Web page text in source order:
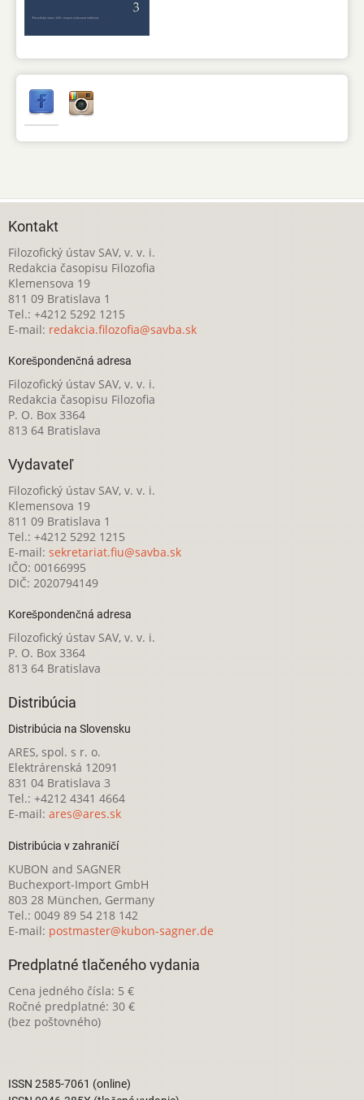
Kontakt
Filozofický ústav SAV, v. v. i.
Redakcia časopisu Filozofia
Klemensova 19
811 09 Bratislava 1
Tel.: +4212 5292 1215
E-mail: redakcia.filozofia@savba.sk
Korešpondenčná adresa
Filozofický ústav SAV, v. v. i.
Redakcia časopisu Filozofia
P. O. Box 3364
813 64 Bratislava
Vydavateľ
Filozofický ústav SAV, v. v. i.
Klemensova 19
811 09 Bratislava 1
Tel.: +4212 5292 1215
E-mail: sekretariat.fiu@savba.sk
IČO: 00166995
DIČ: 2020794149
Korešpondenčná adresa
Filozofický ústav SAV, v. v. i.
P. O. Box 3364
813 64 Bratislava
Distribúcia
Distribúcia na Slovensku
ARES, spol. s r. o.
Elektrárenská 12091
831 04 Bratislava 3
Tel.: +4212 4341 4664
E-mail: ares@ares.sk
Distribúcia v zahraničí
KUBON and SAGNER
Buchexport-Import GmbH
803 28 München, Germany
Tel.: 0049 89 54 218 142
E-mail: postmaster@kubon-sagner.de
Predplatné tlačeného vydania
Cena jedného čísla: 5 €
Ročné predplatné: 30 €
(bez poštovného)
ISSN 2585-7061 (online)